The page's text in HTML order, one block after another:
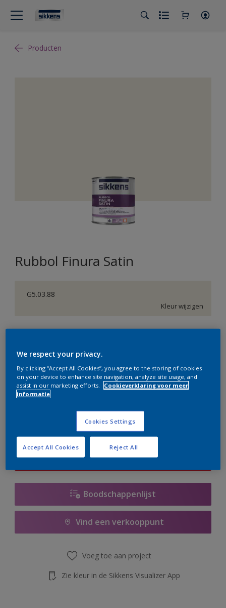
Producten
Rubbol Finura Satin
G5.03.88
Kleur wijzigen
1 L
Aantal Verfcalculator
Op dit moment is het niet mogelijk dit product online
te bestellen. Bezoek je dichtstbijzijnde winkel of klik op
de knop hieronder.
Boodschappenlijst
Vind een verkooppunt
Voeg toe aan project
Zie kleur in de Sikkens Visualizer App
We respect your privacy.
By clicking “Accept All Cookies”, you agree to the storing of cookies
on your device to enhance site navigation, analyze site usage, and
assist in our marketing efforts.
Cookieverklaring voor meer
informatie
Cookies Settings
Reject All
Accept All Cookies